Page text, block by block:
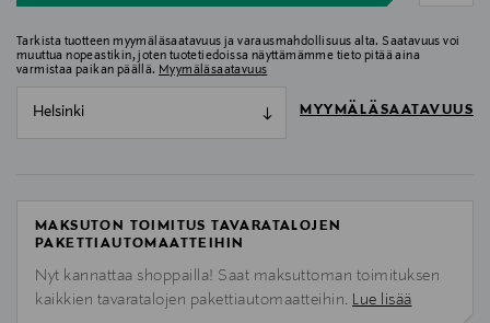
Tarkista tuotteen myymäläsaatavuus ja varausmahdollisuus alta. Saatavuus voi
muuttua nopeastikin, joten tuotetiedoissa näyttämämme tieto pitää aina
varmistaa paikan päällä. Myymäläsaatavuus
Helsinki MYYMÄLÄSAATAVUUS
MAKSUTON TOIMITUS TAVARATALOJEN
PAKETTIAUTOMAATTEIHIN
Nyt kannattaa shoppailla! Saat maksuttoman toimituksen
kaikkien tavaratalojen pakettiautomaatteihin. Lue lisää